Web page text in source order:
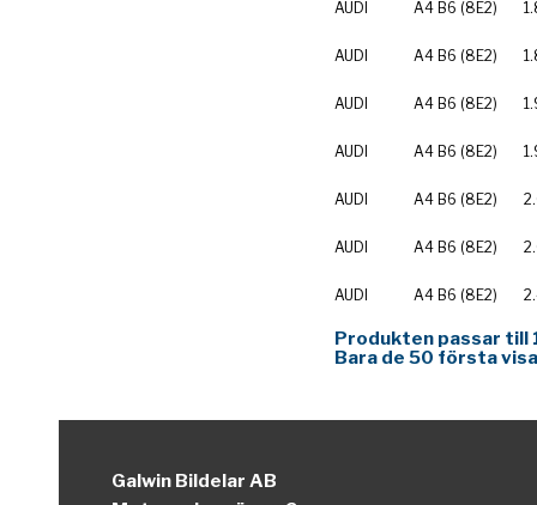
AUDI A4 B6 (8E2)
AUDI A4 B6 (8E2)
AUDI A4 B6 (8E2)
AUDI A4 B6 (8E2)
AUDI A4 B6 (8E2)
AUDI A4 B6 (8E2)
AUDI A4 B6 (8E2)
Produkten passar till
Bara de 50 första
Galwin Bildelar AB